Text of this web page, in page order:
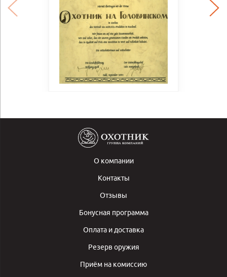
О компании
Контакты
Отзывы
Бонусная программа
Оплата и доставка
Резерв оружия
Приём на комиссию